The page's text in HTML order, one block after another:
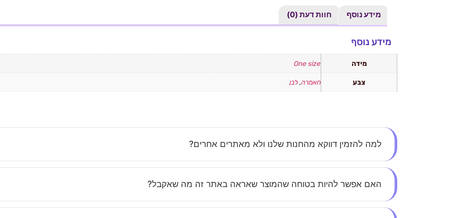
מידע נוסף חוות דעת (0)
מידע נוסף
מידה One size
צבע חאמרה,לבן
למה להזמין דווקא מהחנות שלנו ולא מאתרים אחרים?
האם אפשר להיות בטוחה שהמוצר שאראה באתר זה מה שאקבל?